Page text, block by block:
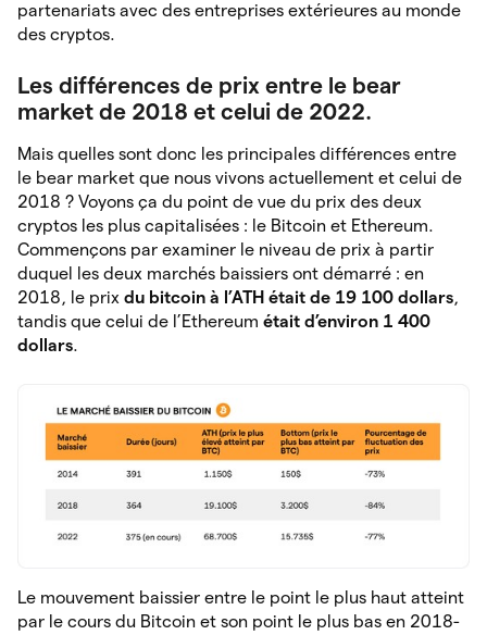
partenariats avec des entreprises extérieures au monde
des cryptos.
Les différences de prix entre le bear
market de 2018 et celui de 2022.
Mais quelles sont donc les principales différences entre
le bear market que nous vivons actuellement et celui de
2018 ? Voyons ça du point de vue du prix des deux
cryptos les plus capitalisées : le Bitcoin et Ethereum.
Commençons par examiner le niveau de prix à partir
duquel les deux marchés baissiers ont démarré : en
2018, le prix du bitcoin à l’ATH était de 19 100 dollars,
tandis que celui de l’Ethereum était d’environ 1 400
dollars.
Le mouvement baissier entre le point le plus haut atteint
par le cours du Bitcoin et son point le plus bas en 2018-